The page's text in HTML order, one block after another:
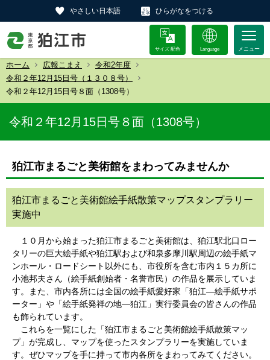
やさしい日本語 ひらがなをつける
サイズ 配色 Language
ホーム 広報こまえ
令和2年度
令和２年12月15日号（１３０８号）
令和２年12月15日号８面（1308号）
令和２年12月15日号８面（1308号）
狛江市まるごと美術館をまわってみませんか
狛江市まるごと美術館絵手紙散策マップスタンプラリー
実施中
１０月から始まった狛江市まるごと美術館は、狛江駅北口ロー
タリーの巨大絵手紙や狛江駅および和泉多摩川駅周辺の絵手紙マ
ンホール・ロードシート以外にも、市役所を含む市内１５カ所に
小池邦夫さん（絵手紙創始者・名誉市民）の作品を展示していま
す。また、市内各所には全国の絵手紙愛好家「狛江―絵手紙サポ
ーター」や「絵手紙発祥の地―狛江」実行委員会の皆さんの作品
も飾られています。
これらを一覧にした「狛江市まるごと美術館絵手紙散策マッ
プ」が完成し、マップを使ったスタンプラリーを実施していま
す。ぜひマップを手に持って市内各所をまわってみてください。